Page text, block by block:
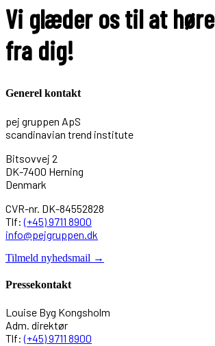
Vi glæder os til at høre
fra dig!
Generel kontakt
pej gruppen ApS
scandinavian trend institute
Bitsovvej 2
DK-7400 Herning
Denmark
CVR-nr. DK-84552828
Tlf:(+45) 9711 8900
info@pejgruppen.dk
Tilmeld nyhedsmail →
Pressekontakt
Louise Byg Kongsholm
Adm. direktør
Tlf:(+45) 9711 8900